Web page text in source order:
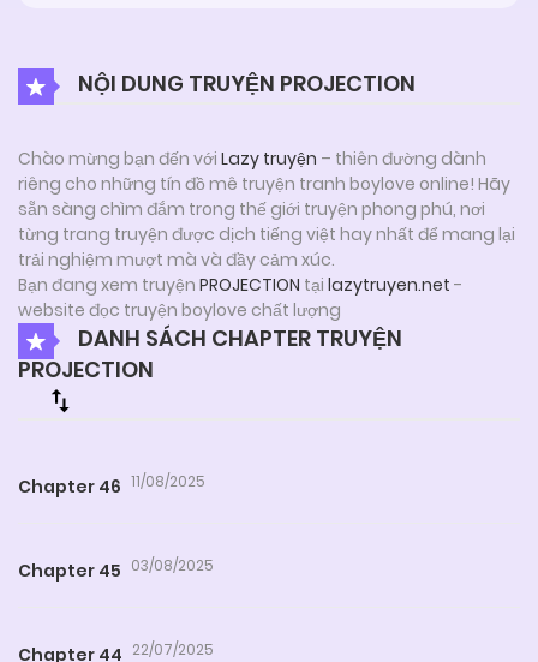
NỘI DUNG TRUYỆN PROJECTION
Chào mừng bạn đến với Lazy truyện – thiên đường dành
riêng cho những tín đồ mê truyện tranh boylove online! Hãy
sẵn sàng chìm đắm trong thế giới truyện phong phú, nơi
từng trang truyện được dịch tiếng việt hay nhất để mang lại
trải nghiệm mượt mà và đầy cảm xúc.
Bạn đang xem truyện PROJECTION tại lazytruyen.net -
website đọc truyện boylove chất lượng
DANH SÁCH CHAPTER TRUYỆN
PROJECTION
Chapter 46 11/08/2025
Chapter 45 03/08/2025
Chapter 44 22/07/2025